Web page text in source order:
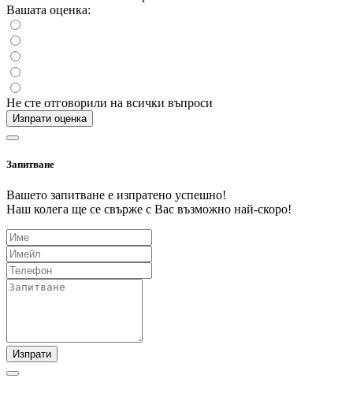
Вашата оценка:
Не сте отговорили на всички въпроси
Изпрати оценка
Запитване
Вашето запитване е изпратено успешно!
Наш колега ще се свърже с Вас възможно най-скоро!
Изпрати